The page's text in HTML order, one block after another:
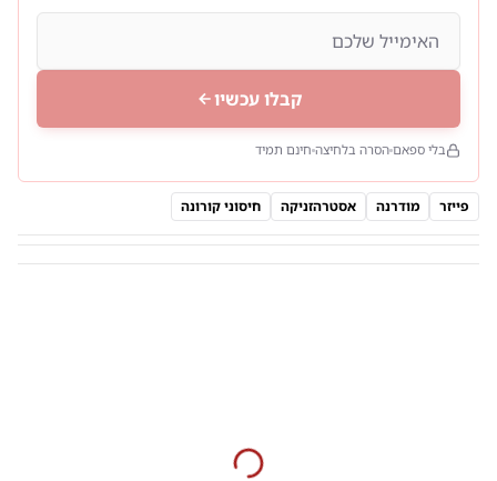
קבלו עכשיו
בלי ספאם הסרה בלחיצה חינם תמיד
פייזר מודרנה אסטרהזניקה חיסוני קורונה